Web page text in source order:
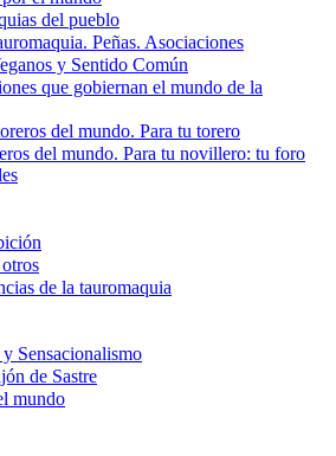
del pueblo
Peñas. Asociaciones
y Sentido Común
que gobiernan el mundo de la
del mundo. Para tu torero
del mundo. Para tu novillero: tu foro
de la tauromaquia
Sensacionalismo
de Sastre
mundo